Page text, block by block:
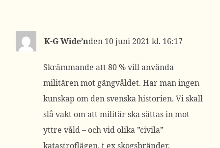
K-G Wide’n 10 juni 2021 kl. 16:17
Skrämmande att 80 % vill använda
militären mot gängvåldet. Har man ingen
kunskap om den svenska historien. Vi skall
slå vakt om att militär ska sättas in mot
yttre våld – och vid olika ”civila”
katastroflägen, t ex skogsbränder.